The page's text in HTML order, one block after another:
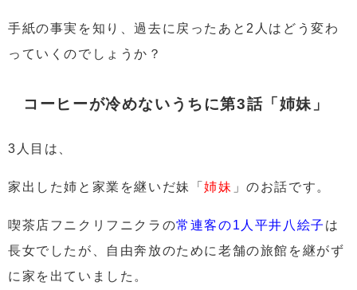
手紙の事実を知り、過去に戻ったあと2人はどう変わ
っていくのでしょうか？
コーヒーが冷めないうちに第3話「姉妹」
3人目は、
家出した姉と家業を継いだ妹 「姉妹 」のお話です。
喫茶店フニクリフニクラの常連客の1人平井八絵子 は
長女でしたが、自由奔放のために老舗の旅館を継がず
に家を出ていました。